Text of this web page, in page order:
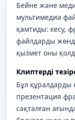
Бейне және
мультимедиа
қамтиды: кесу,
файлдарды
қызмет оны
Клиптерді
Бұл құралдарды
презентация
сақталған